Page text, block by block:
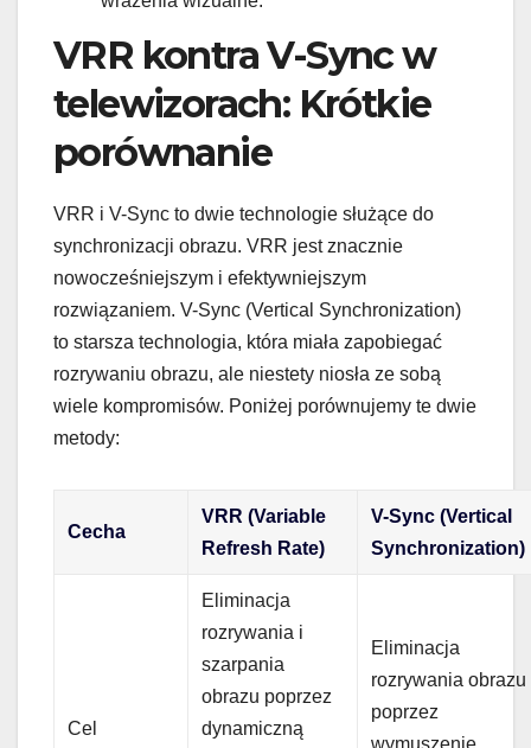
VRR kontra V-Sync w
telewizorach: Krótkie
porównanie
VRR i V-Sync to dwie technologie służące do
synchronizacji obrazu. VRR jest znacznie
nowocześniejszym i efektywniejszym
rozwiązaniem. V-Sync (Vertical Synchronization)
to starsza technologia, która miała zapobiegać
rozrywaniu obrazu, ale niestety niosła ze sobą
wiele kompromisów. Poniżej porównujemy te dwie
metody:
Cecha
VRR (Variable
Refresh Rate)
V-Sync (Vertical
Synchronization)
Cel
Eliminacja
rozrywania i
szarpania
obrazu poprzez
dynamiczną
Eliminacja
rozrywania obrazu
poprzez